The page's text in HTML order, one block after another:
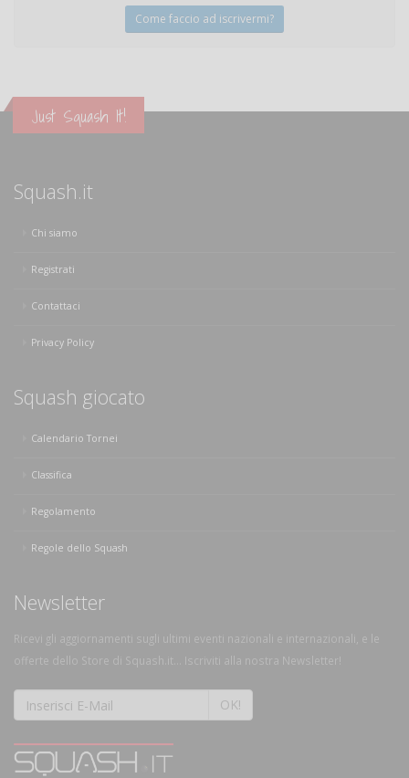
Come faccio ad iscrivermi?
Just Squash It!
Squash.it
Chi siamo
Registrati
Contattaci
Privacy Policy
Squash giocato
Calendario Tornei
Classifica
Regolamento
Regole dello Squash
Newsletter
Ricevi gli aggiornamenti sugli ultimi eventi nazionali e internazionali, e le
offerte dello Store di Squash.it... Iscriviti alla nostra Newsletter!
OK!